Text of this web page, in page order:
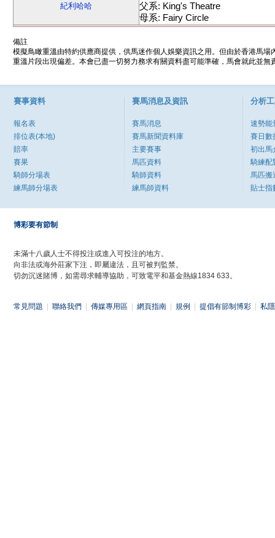
紀利哈哈
父系: King's Theatre
母系: Fairy Circle
備註
模擬鳥瞰重溫由特約供應商提供，供馬迷作個人娛樂資訊之用。但由於香港馬
重溫片段出現偏差。本會已盡一切努力務求有關資料盡可能準確，馬會就此並
賽事資料
報名表
排位表(本地)
賠率
賽果
騎師分場表
練馬師分場表
賽馬消息及資訊
賽馬消息
賽馬新聞資料庫
主要賽事
馬匹資料
騎師資料
練馬師資料
分析
速勢能
賽日數
初出馬
騎練配
馬匹搬
貼士指
博彩要有節制
未滿十八歲人士不得投注或進入可投注的地方。
向非法或海外莊家下注，即屬違法，且可被判監禁。
切勿沉迷賭博，如需尋求輔導協助，可致電平和基金熱線1834 633。
常見問題 聯絡我們 傳媒專用區 網頁指南 規例 提倡有節制博彩 私